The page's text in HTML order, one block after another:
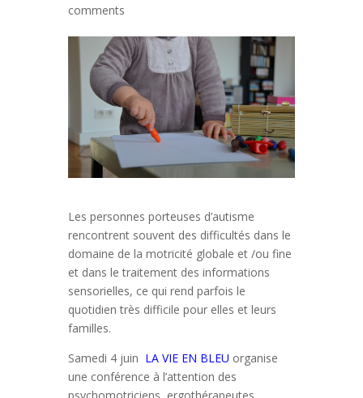
comments
Les personnes porteuses d’autisme
rencontrent souvent des difficultés dans le
domaine de la motricité globale et /ou fine
et dans le traitement des informations
sensorielles, ce qui rend parfois le
quotidien très difficile pour elles et leurs
familles.
Samedi 4 juin LA VIE EN BLEU organise
une conférence à l’attention des